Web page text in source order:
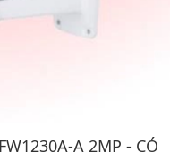
IP Dahua DH-IPC-
A 2MP - CÓ